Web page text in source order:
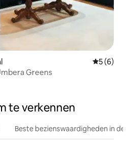
5 (6)
Greens
te verkennen
Beste bezienswaardigheden in